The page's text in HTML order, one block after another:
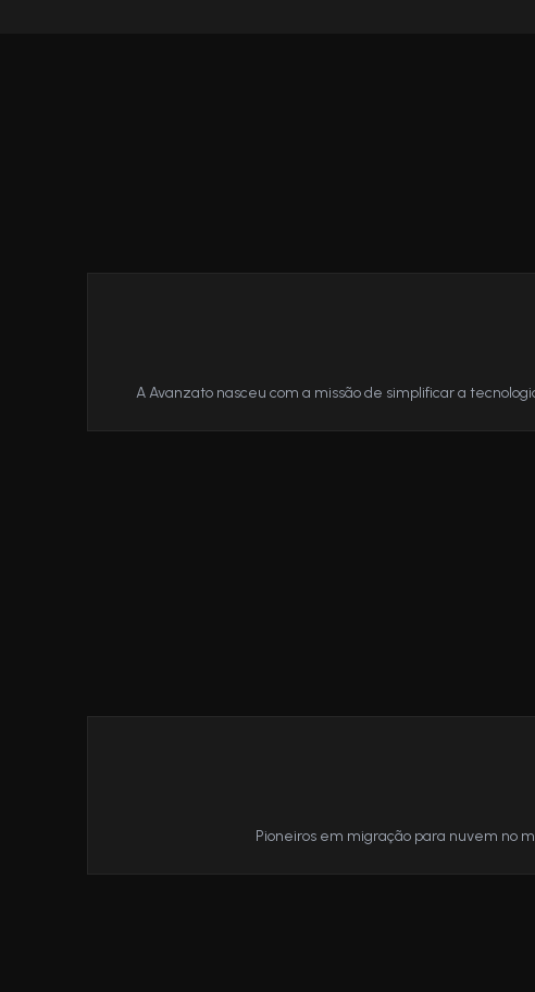
A Avanzato nasceu com a missão de simplificar a
Pioneiros em migração para nuvem no